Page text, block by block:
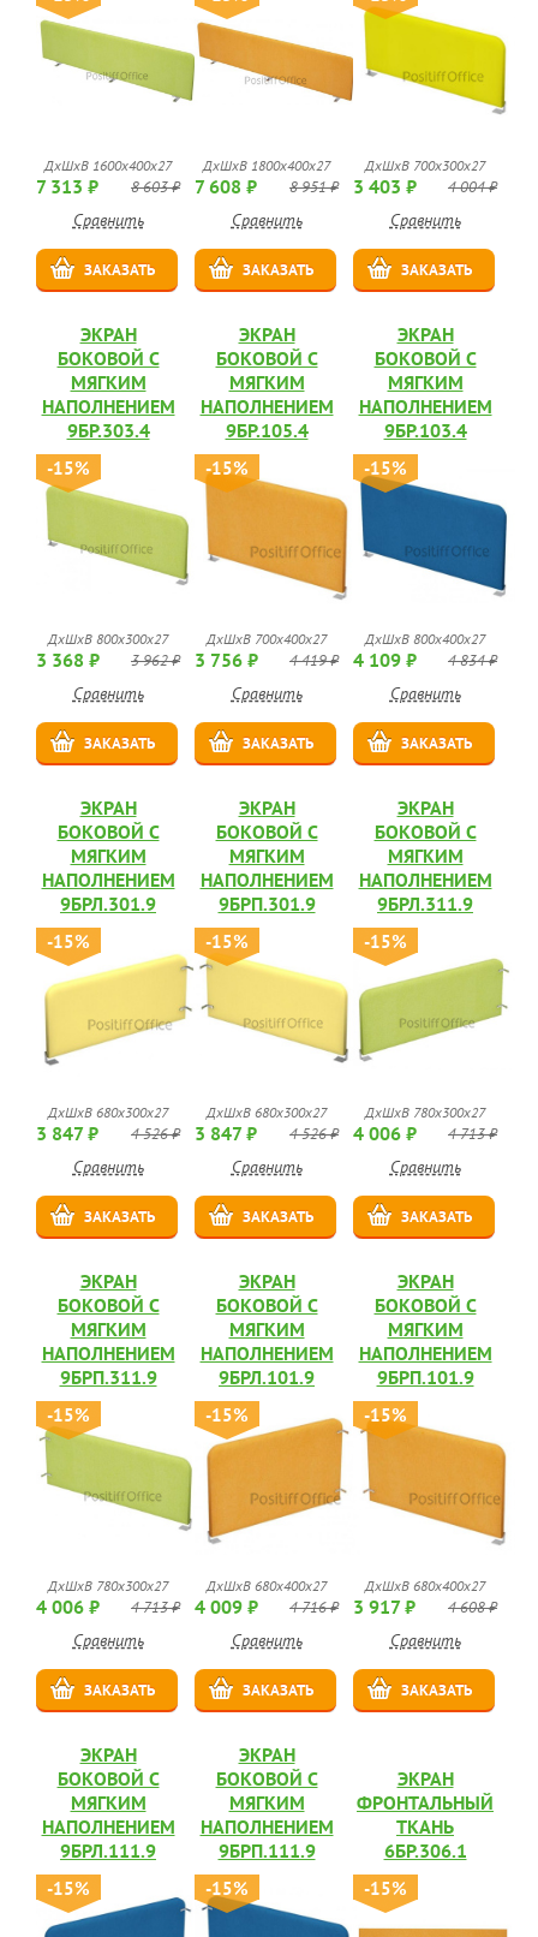
ДхШхВ 1600х400х27
7 313 ₽ 8 603 ₽
Сравнить
ЗАКАЗАТЬ
ДхШхВ 1800х400х27
7 608 ₽ 8 951 ₽
Сравнить
ЗАКАЗАТЬ
ДхШхВ 700х300х27
3 403 ₽ 4 004 ₽
Сравнить
ЗАКАЗАТЬ
ЭКРАН
БОКОВОЙ С
МЯГКИМ
НАПОЛНЕНИЕМ
9БР.303.4
-15%
ДхШхВ 800х300х27
3 368 ₽ 3 962 ₽
Сравнить
ЗАКАЗАТЬ
ЭКРАН
БОКОВОЙ С
МЯГКИМ
НАПОЛНЕНИЕМ
9БР.105.4
-15%
ДхШхВ 700х400х27
3 756 ₽ 4 419 ₽
Сравнить
ЗАКАЗАТЬ
ЭКРАН
БОКОВОЙ С
МЯГКИМ
НАПОЛНЕНИЕМ
9БР.103.4
-15%
ДхШхВ 800х400х27
4 109 ₽ 4 834 ₽
Сравнить
ЗАКАЗАТЬ
ЭКРАН
БОКОВОЙ С
МЯГКИМ
НАПОЛНЕНИЕМ
9БРЛ.301.9
-15%
ДхШхВ 680х300х27
3 847 ₽ 4 526 ₽
Сравнить
ЗАКАЗАТЬ
ЭКРАН
БОКОВОЙ С
МЯГКИМ
НАПОЛНЕНИЕМ
9БРП.301.9
-15%
ДхШхВ 680х300х27
3 847 ₽ 4 526 ₽
Сравнить
ЗАКАЗАТЬ
ЭКРАН
БОКОВОЙ С
МЯГКИМ
НАПОЛНЕНИЕМ
9БРЛ.311.9
-15%
ДхШхВ 780х300х27
4 006 ₽ 4 713 ₽
Сравнить
ЗАКАЗАТЬ
ЭКРАН
БОКОВОЙ С
МЯГКИМ
НАПОЛНЕНИЕМ
9БРП.311.9
-15%
ДхШхВ 780х300х27
4 006 ₽ 4 713 ₽
Сравнить
ЗАКАЗАТЬ
ЭКРАН
БОКОВОЙ С
МЯГКИМ
НАПОЛНЕНИЕМ
9БРЛ.101.9
-15%
ДхШхВ 680х400х27
4 009 ₽ 4 716 ₽
Сравнить
ЗАКАЗАТЬ
ЭКРАН
БОКОВОЙ С
МЯГКИМ
НАПОЛНЕНИЕМ
9БРП.101.9
-15%
ДхШхВ 680х400х27
3 917 ₽ 4 608 ₽
Сравнить
ЗАКАЗАТЬ
ЭКРАН
БОКОВОЙ С
МЯГКИМ
НАПОЛНЕНИЕМ
9БРЛ.111.9
-15%
ЭКРАН
БОКОВОЙ С
МЯГКИМ
НАПОЛНЕНИЕМ
9БРП.111.9
-15%
ЭКРАН
ФРОНТАЛЬНЫЙ
ТКАНЬ
6БР.306.1
-15%